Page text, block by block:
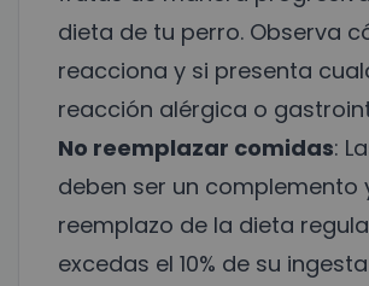
dieta de tu perro. Observa
reacciona y si presenta
reacción alérgica o
No reemplazar comidas:
deben ser un complemento
reemplazo de la dieta
excedas el 10% de su